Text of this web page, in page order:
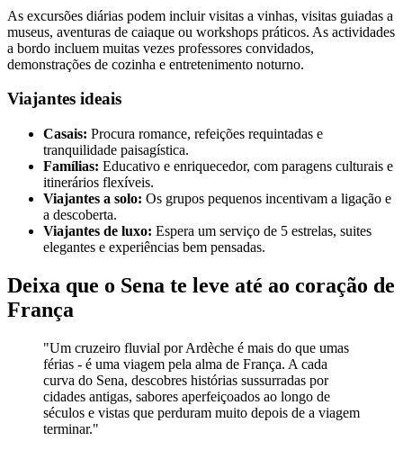
As excursões diárias podem incluir visitas a vinhas, visitas guiadas a
museus, aventuras de caiaque ou workshops práticos. As actividades
a bordo incluem muitas vezes professores convidados,
demonstrações de cozinha e entretenimento noturno.
Viajantes ideais
Casais: Procura romance, refeições requintadas e
tranquilidade paisagística.
Famílias: Educativo e enriquecedor, com paragens culturais e
itinerários flexíveis.
Viajantes a solo: Os grupos pequenos incentivam a ligação e
a descoberta.
Viajantes de luxo: Espera um serviço de 5 estrelas, suites
elegantes e experiências bem pensadas.
Deixa que o Sena te leve até ao coração de
França
"Um cruzeiro fluvial por Ardèche é mais do que umas
férias - é uma viagem pela alma de França. A cada
curva do Sena, descobres histórias sussurradas por
cidades antigas, sabores aperfeiçoados ao longo de
séculos e vistas que perduram muito depois de a viagem
terminar."